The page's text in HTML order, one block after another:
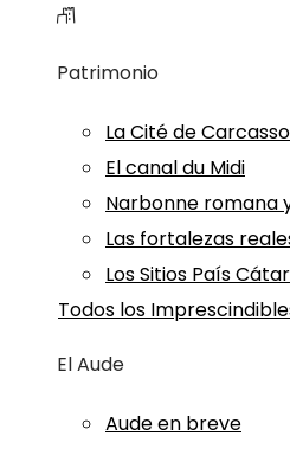
Patrimonio
La Cité de
El canal du Midi
Narbonne romana
Las fortalezas
Los Sitios País
Todos los
El Aude
Aude en breve